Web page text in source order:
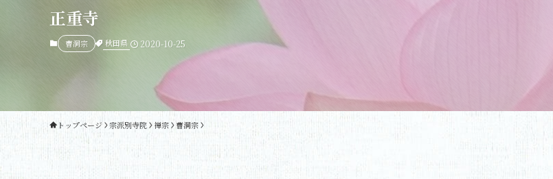
正重寺
曹洞宗 秋田県 2020-10-25
トップページ 宗派別寺院 禅宗 曹洞宗